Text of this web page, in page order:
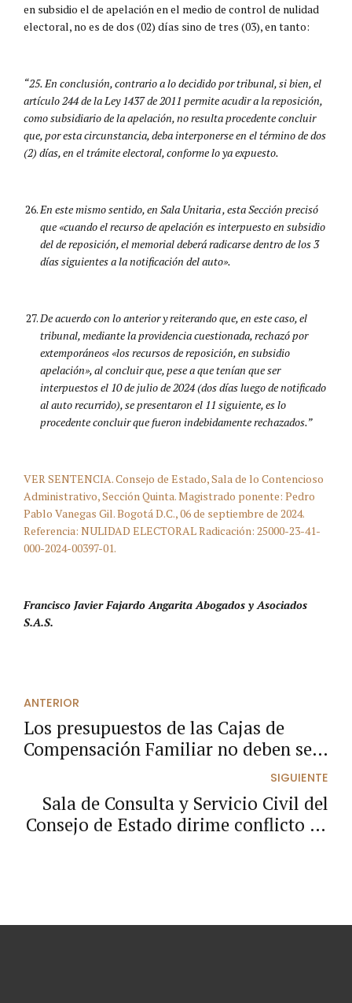
en subsidio el de apelación en el medio de control de nulidad
electoral, no es de dos (02) días sino de tres (03), en tanto:
“25. En conclusión, contrario a lo decidido por tribunal, si bien, el
artículo 244 de la Ley 1437 de 2011 permite acudir a la reposición,
como subsidiario de la apelación, no resulta procedente concluir
que, por esta circunstancia, deba interponerse en el término de dos
(2) días, en el trámite electoral, conforme lo ya expuesto.
En este mismo sentido, en Sala Unitaria , esta Sección precisó
que «cuando el recurso de apelación es interpuesto en subsidio
del de reposición, el memorial deberá radicarse dentro de los 3
días siguientes a la notificación del auto».
De acuerdo con lo anterior y reiterando que, en este caso, el
tribunal, mediante la providencia cuestionada, rechazó por
extemporáneos «los recursos de reposición, en subsidio
apelación», al concluir que, pese a que tenían que ser
interpuestos el 10 de julio de 2024 (dos días luego de notificado
al auto recurrido), se presentaron el 11 siguiente, es lo
procedente concluir que fueron indebidamente rechazados.”
VER SENTENCIA. Consejo de Estado, Sala de lo Contencioso
Administrativo, Sección Quinta. Magistrado ponente: Pedro
Pablo Vanegas Gil. Bogotá D.C., 06 de septiembre de 2024.
Referencia: NULIDAD ELECTORAL Radicación: 25000-23-41-
000-2024-00397-01.
Francisco Javier Fajardo Angarita Abogados y Asociados
S.A.S.
ANTERIOR
Los presupuestos de las Cajas de
Compensación Familiar no deben ser
SIGUIENTE
Sala de Consulta y Servicio Civil del
Consejo de Estado dirime conflicto de